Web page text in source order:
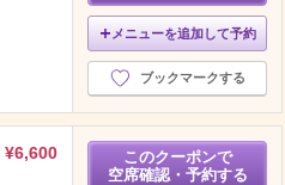
メニューを追加して予約
ブックマークする
¥6,600
このクーポンで
空席確認・予約する